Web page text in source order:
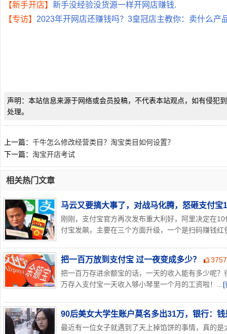
【新手开店】 新手没经验没货源一样开网店赚钱.
【专访】 2023年开网店还赚钱吗？3皇冠店主教你：卖什么产
声明：本站信息来源于网络或会员投稿，不代表本站观点，如有侵犯
处理。
上一篇： 千牛怎么修改经营类目？淘宝类目如何设置？
下一篇： 淘宝开店考试
相关热门文章
马云又要搞大事了，对战马化腾，怒砸支付
刚刚，支付宝官方再次发布重大利好，阿里决定在
付宝发飙，主要在三个方面升级，一个是扫码赚钱红
把一百万放到支付宝 过一夜变成多少？
把一百万存进余额宝的话，一天的收入能有多少呢
万存入支付宝一天收入够小琴里一个月的工资啦！... [
90后美女大学生账户莫名多出31万，银行：
最近有一位女子就遇到了天上掉馅饼的事情，真的